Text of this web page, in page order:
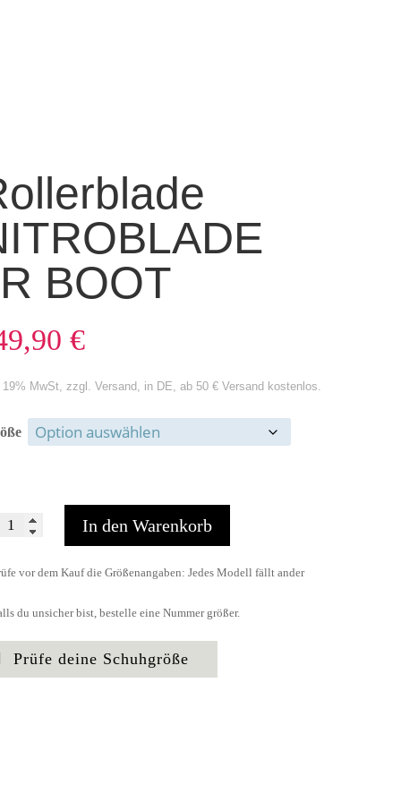
BOOT
€
19% MwSt, zzgl. Versand, in DE, ab 50 € Versand kostenlos.
In den Warenkorb
vor dem Kauf die Größenangaben: Jedes Modell fällt ander
du unsicher bist, bestelle eine Nummer größer.
Prüfe deine Schuhgröße